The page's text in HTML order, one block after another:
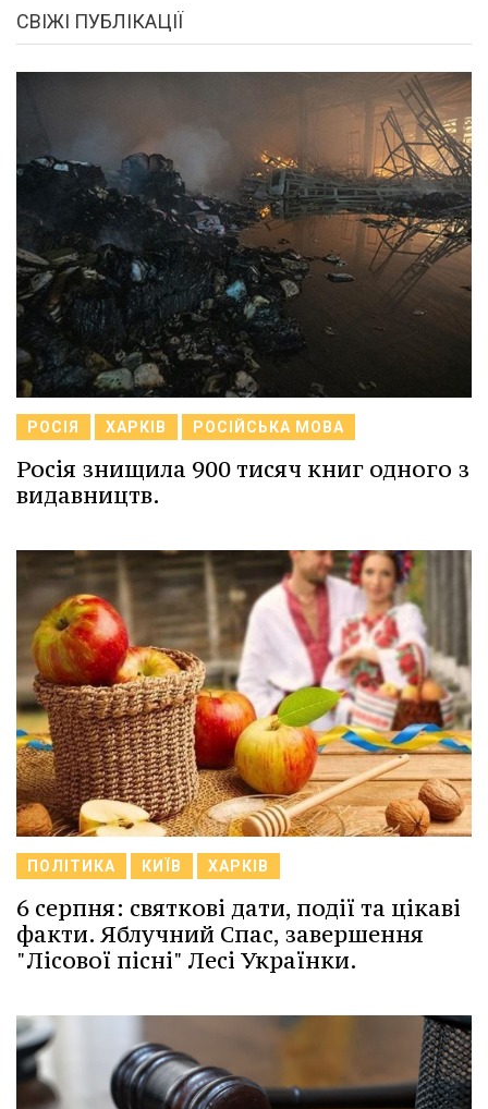
СВІЖІ ПУБЛІКАЦІЇ
РОСІЯ ХАРКІВ РОСІЙСЬКА МОВА
Росія знищила 900 тисяч книг одного з
видавництв.
ПОЛІТИКА КИЇВ ХАРКІВ
6 серпня: святкові дати, події та цікаві
факти. Яблучний Спас, завершення
"Лісової пісні" Лесі Українки.